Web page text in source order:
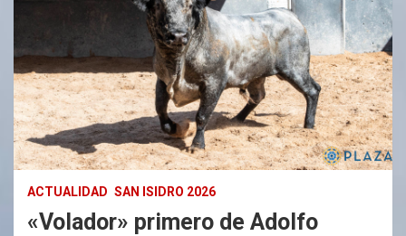
ACTUALIDAD SAN ISIDRO 2026
«Volador» primero de Adolfo